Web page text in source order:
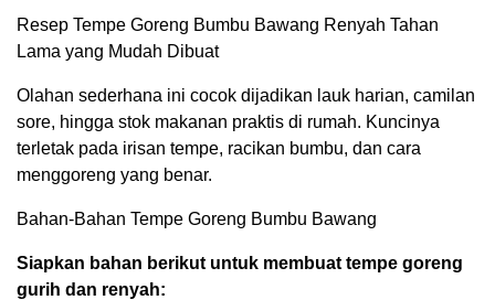
Resep Tempe Goreng Bumbu Bawang Renyah Tahan
Lama yang Mudah Dibuat
Olahan sederhana ini cocok dijadikan lauk harian, camilan
sore, hingga stok makanan praktis di rumah. Kuncinya
terletak pada irisan tempe, racikan bumbu, dan cara
menggoreng yang benar.
Bahan-Bahan Tempe Goreng Bumbu Bawang
Siapkan bahan berikut untuk membuat tempe goreng
gurih dan renyah: